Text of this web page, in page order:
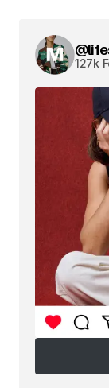
127k